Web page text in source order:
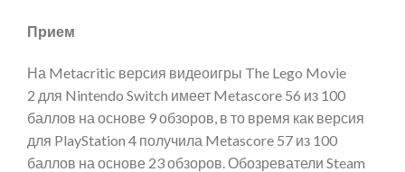
Прием
На Metacritic версия видеоигры The Lego Movie
2 для Nintendo Switch имеет Metascore 56 из 100
баллов на основе 9 обзоров, в то время как версия
для PlayStation 4 получила Metascore 57 из 100
баллов на основе 23 обзоров. Обозреватели Steam